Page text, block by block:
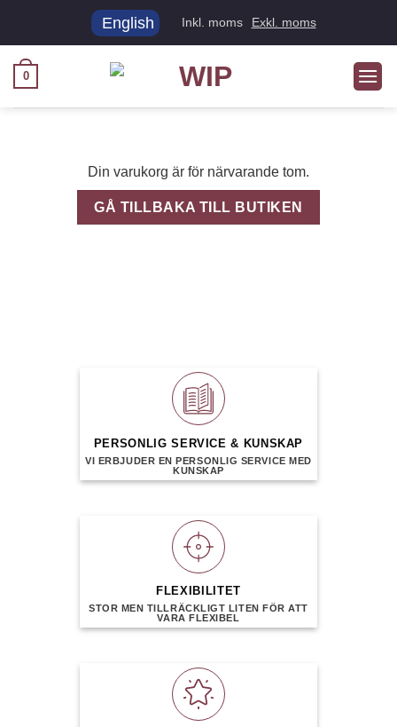
English Inkl. moms Exkl. moms
0
Din varukorg är för närvarande tom.
GÅ TILLBAKA TILL BUTIKEN
PERSONLIG SERVICE & KUNSKAP
VI ERBJUDER EN PERSONLIG SERVICE MED
KUNSKAP
FLEXIBILITET
STOR MEN TILLRÄCKLIGT LITEN FÖR ATT
VARA FLEXIBEL